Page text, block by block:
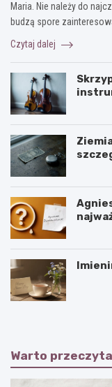
Maria. Nie należy do
budzą spore
Czytaj dalej
Warto